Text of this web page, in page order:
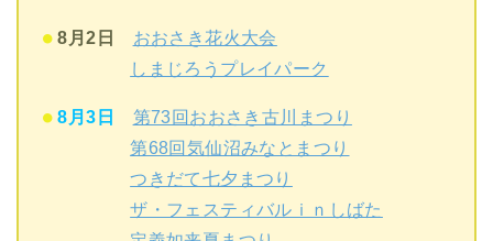
8月2日
おおさき花火大会
しまじろうプレイパーク
8月3日
第73回おおさき古川まつり
第68回気仙沼みなとまつり
つきだて七夕まつり
ザ・フェスティバルｉｎしばた